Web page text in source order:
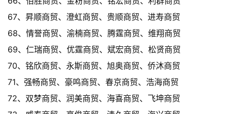
67、昇顺商贸、澄虹商贸、贵顺商贸、进寿商贸
68、情誉商贸、渝楠商贸、腾霆商贸、维翔商贸
69、仁瑞商贸、优霆商贸、斌宏商贸、松贤商贸
70、铭欣商贸、永斯商贸、旭奥商贸、侨沐商贸
71、强畅商贸、豪鸣商贸、春京商贸、浩海商贸
72、双梦商贸、润美商贸、海喜商贸、飞坤商贸